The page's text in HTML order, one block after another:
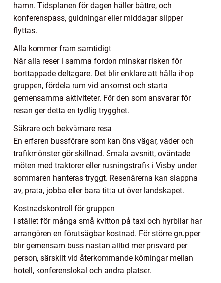
hamn. Tidsplanen för dagen håller bättre, och
konferenspass, guidningar eller middagar slipper
flyttas.
Alla kommer fram samtidigt
När alla reser i samma fordon minskar risken för
borttappade deltagare. Det blir enklare att hålla ihop
gruppen, fördela rum vid ankomst och starta
gemensamma aktiviteter. För den som ansvarar för
resan ger detta en tydlig trygghet.
Säkrare och bekvämare resa
En erfaren bussförare som kan öns vägar, väder och
trafikmönster gör skillnad. Smala avsnitt, oväntade
möten med traktorer eller rusningstrafik i Visby under
sommaren hanteras tryggt. Resenärerna kan slappna
av, prata, jobba eller bara titta ut över landskapet.
Kostnadskontroll för gruppen
I stället för många små kvitton på taxi och hyrbilar har
arrangören en förutsägbar kostnad. För större grupper
blir gemensam buss nästan alltid mer prisvärd per
person, särskilt vid återkommande körningar mellan
hotell, konferenslokal och andra platser.